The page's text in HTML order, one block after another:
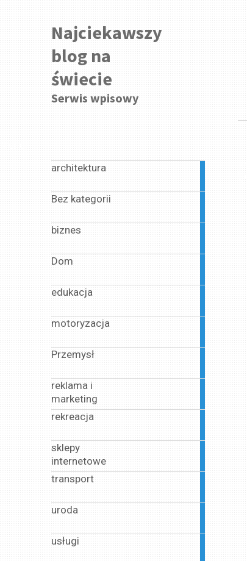
Najciekawszy
blog na
świecie
Serwis wpisowy
architektura
Bez kategorii
biznes
Dom
edukacja
motoryzacja
Przemysł
reklama i
marketing
rekreacja
sklepy
internetowe
transport
uroda
usługi